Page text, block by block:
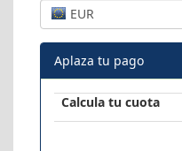
EUR
Aplaza tu pago
Calcula tu cuota